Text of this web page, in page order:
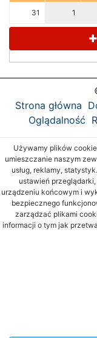
31 1
Strona główna
Oglądalność
Używamy plików
umieszczanie naszym
usług, reklamy,
ustawień
urządzeniu końcowym i
bezpiecznego
zarządzać plikami
informacji o tym jak